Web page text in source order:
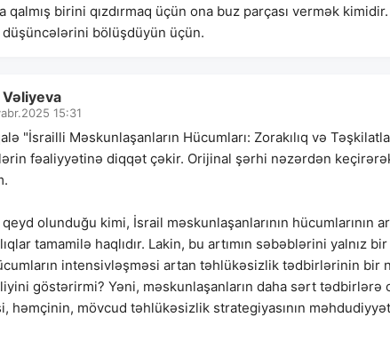
qalmış birini qızdırmaq üçün ona buz parçası vermək
düşüncələrini bölüşdüyün üçün.
15:31
"İsrailli Məskunlaşanların Hücumları: Zorakılıq və
fəaliyyətinə diqqət çəkir. Orijinal şərhi nəzərdən
olunduğu kimi, İsrail məskunlaşanlarının hücumlarının
tamamilə haqlıdır. Lakin, bu artımın səbəblərini yalnız
intensivləşməsi artan təhlükəsizlik tədbirlərinin bir
göstərirmi? Yəni, məskunlaşanların daha sərt tədbirlərə
həmçinin, mövcud təhlükəsizlik strategiyasının